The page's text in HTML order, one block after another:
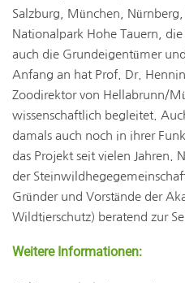
Salzburg, München,
Nationalpark Hohe Tauern, die
auch die Grundeigentümer
Anfang an hat Prof. Dr.
Zoodirektor von Hellabrunn/
wissenschaftlich begleitet.
damals auch noch in ihrer
das Projekt seit vielen Jahren.
der
Gründer und Vorstände der
Wildtierschutz) beratend zur
Weitere Informationen: